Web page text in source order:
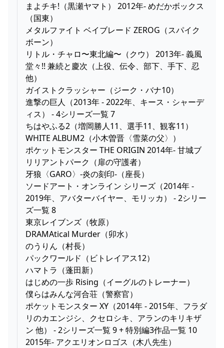
まよチキ!（黒瀬ヤマト） 2012年- めだかボックス
（国東）
メタルファイト ベイブレード ZEROG（スパイク
ボーン）
リトル・チャロ〜東北編〜（クウ） 2013年- 義風
堂々!! 兼続と慶次（上役、伝令、部下、手下、忍
他）
ガイストクラッシャー（ジーク・バナ10）
進撃の巨人（2013年 - 2022年、キース・シャーデ
ィス） - 4シリーズ一覧 7
ちはやふる2（増岡勝人11、選手11、観客11）
WHITE ALBUM2（小木曽晋〈雪菜の父〉）
ポケットモンスター THE ORIGIN 2014年- 甘城ブ
リリアントパーク（扉の守護者）
牙狼〈GARO〉-炎の刻印-（座長）
ソードアート・オンライン シリーズ（2014年 -
2019年、アバターバイヤー、モリッカ） - 2シリー
ズ一覧 8
東京レイブンズ（牧原）
DRAMAtical Murder（卯水）
のうりん（村長）
パックワールド（ビトレイアス12）
ハマトラ（蓬田新）
はじめの一歩 Rising（イーグルのトレーナー）
僕らはみんな河合荘（警察官）
ポケットモンスター XY（2014年 - 2015年、フラダ
リのカエンジシ、クセロシキ、アランのキリキザ
ン 他） - 2シリーズ一覧 9 + 特別編3作品一覧 10
2015年- アクエリオンロゴス（木八先生）